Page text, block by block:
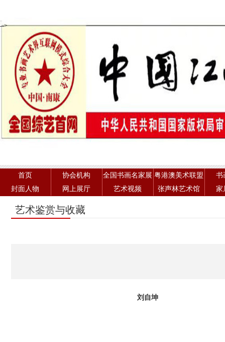
-->
首页 协会机构 全国书画名家展 粤港澳美术联盟
书
封面人物
网上展厅 艺术视频 张声林艺术馆 家
艺术鉴赏与收藏
刘自坤